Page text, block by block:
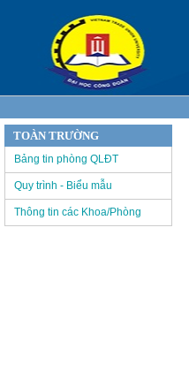
TOÀN TRƯỜNG
Bảng tin phòng QLĐT
Quy trình - Biểu mẫu
Thông tin các Khoa/Phòng